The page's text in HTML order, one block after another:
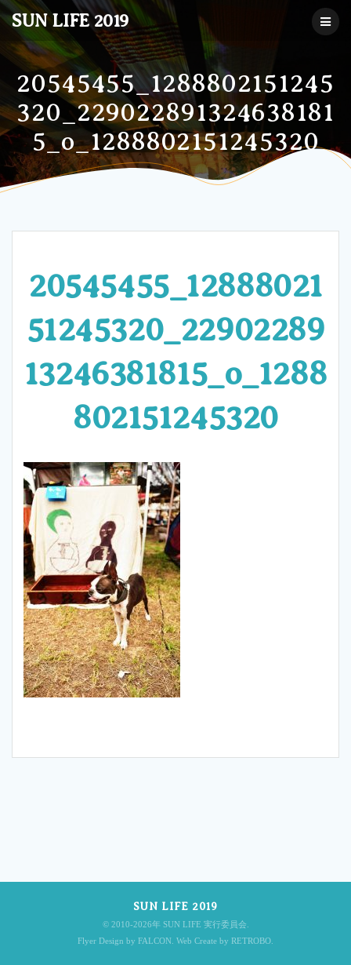
ン
ン
ツ
へ
ス
キ
ッ
プ
SUN LIFE 2019
20545455_1288802151245
320_229022891324638181
5_o_1288802151245320
20545455_12888021
51245320_22902289
13246381815_o_1288
802151245320
SUN LIFE 2019
© 2010-2026年 SUN LIFE 実行委員会.
Flyer Design by FALCON. Web Create by RETROBO.